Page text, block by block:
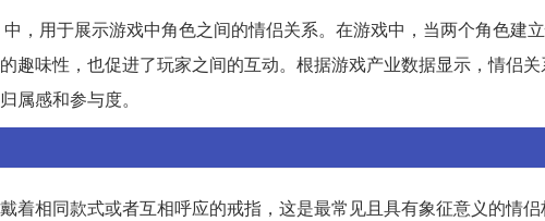
，用于展示游戏中角色之间的情侣关系。在游戏中，当两个角色建
趣味性，也促进了玩家之间的互动。根据游戏产业数据显示，情侣关
属感和参与度。
相同款式或者互相呼应的戒指，这是最常见且具有象征意义的情侣